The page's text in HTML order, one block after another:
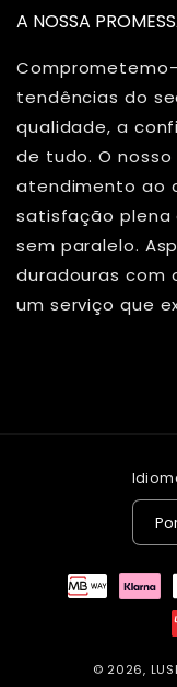
A NOSSA
tendências do
qualidade, a
de tudo. O
atendimento ao
satisfação plena
sem paralelo.
duradouras com
um serviço que
Métodos
© 2026,